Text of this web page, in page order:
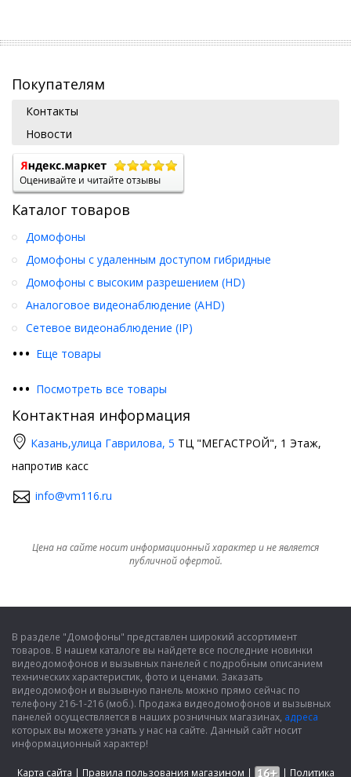
Покупателям
Контакты
Новости
Каталог товаров
••• Еще товары
Домофоны
Домофоны с удаленным доступом гибридные
Домофоны с высоким разрешением (HD)
Аналоговое видеонаблюдение (AHD)
Сетевое видеонаблюдение (IP)
••• Посмотреть все товары
Контактная информация
Казань,улица Гаврилова, 5 ТЦ "МЕГАСТРОЙ", 1 Этаж,
напротив касс
info@vm116.ru
Цена на сайте носит информационный характер и не является
публичной офертой.
В разделе "Домофоны" представлен широкий ассортимент
товаров. В нашем каталоге вы найдете все последние новинки
видеодомофонов и вызывных панелей с подробным описанием
технических характеристик, фото и ценами. Заказать
видеодомофон и вызывную панель можно прямо сейчас по
телефону 216-1-216 (моб.). Продажа видеодомофонов и вызывных
панелей осуществляется в наших розничных магазинах, адреса
которых вы можете узнать у нас на сайте. Данный сайт носит
информационный характер!
Карта сайта | Правила пользования магазином | | Политика